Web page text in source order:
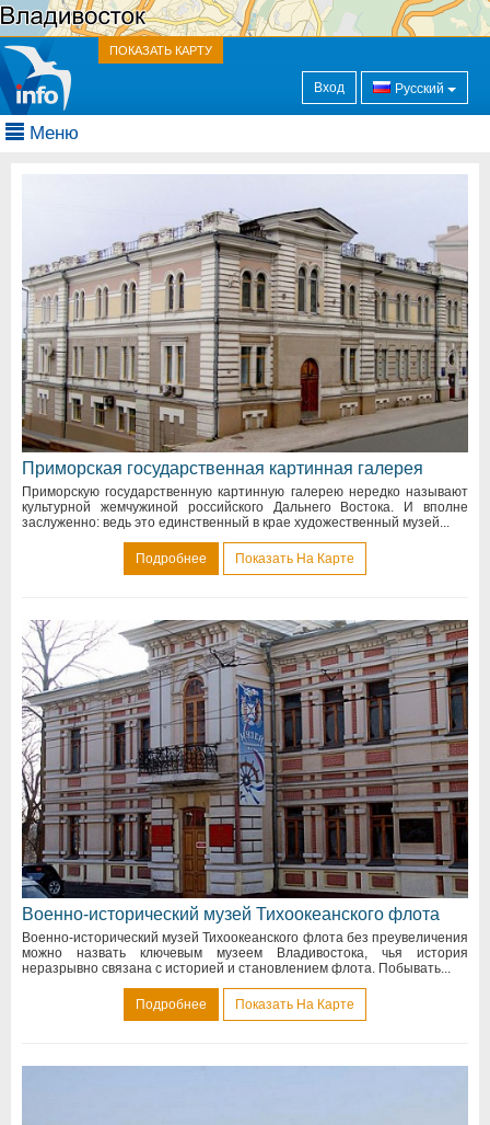
ПОКАЗАТЬ КАРТУ
Вход Русский
Меню
Приморская государственная картинная галерея
Приморскую государственную картинную галерею нередко называют
культурной жемчужиной российского Дальнего Востока. И вполне
заслуженно: ведь это единственный в крае художественный музей...
Подробнее Показать На Карте
Военно-исторический музей Тихоокеанского флота
Военно-исторический музей Тихоокеанского флота без преувеличения
можно назвать ключевым музеем Владивостока, чья история
неразрывно связана с историей и становлением флота. Побывать...
Подробнее Показать На Карте